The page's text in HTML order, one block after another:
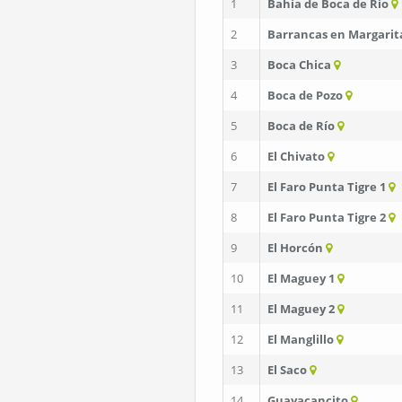
1
Bahía de Boca de Río
2
Barrancas en
3
Boca Chica
4
Boca de Pozo
5
Boca de Río
6
El Chivato
7
El Faro Punta Tigre 1
8
El Faro Punta Tigre 2
9
El Horcón
10
El Maguey 1
11
El Maguey 2
12
El Manglillo
13
El Saco